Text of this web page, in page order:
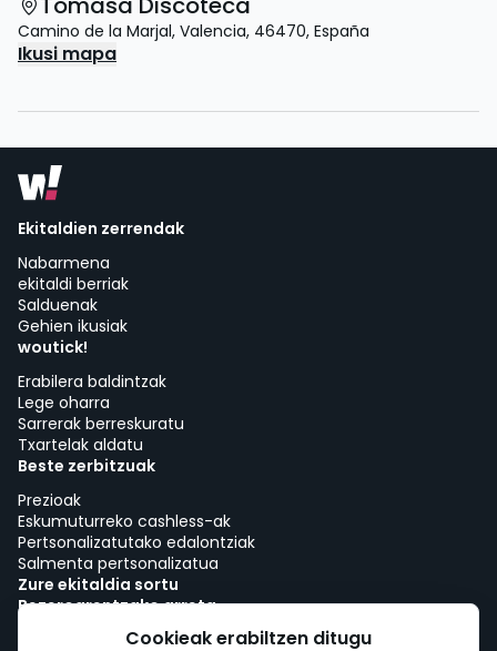
Camino de la Marjal, Valencia, 46470, España
Ikusi mapa
Ekitaldien zerrendak
Nabarmena
ekitaldi berriak
Salduenak
Gehien ikusiak
woutick!
Erabilera baldintzak
Lege oharra
Sarrerak berreskuratu
Txartelak aldatu
Beste zerbitzuak
Prezioak
Eskumuturreko cashless-ak
Pertsonalizatutako edalontziak
Salmenta pertsonalizatua
Zure ekitaldia sortu
Bezeroarentzako arreta
Lana woutick-ekin!Cookieak erabiltzen ditugu